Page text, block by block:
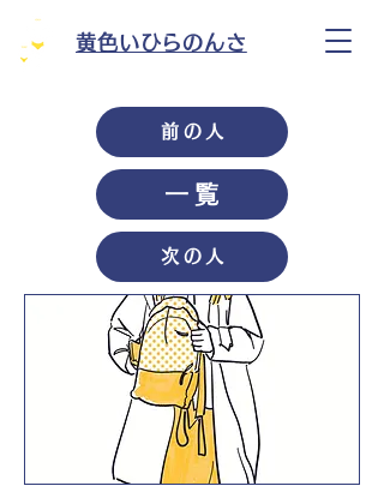
黄色いひらのんさ
前の人
一覧
次の人